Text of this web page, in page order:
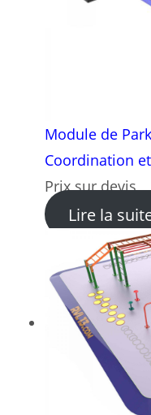
Module de
Coordination
Prix sur devis
Lire la